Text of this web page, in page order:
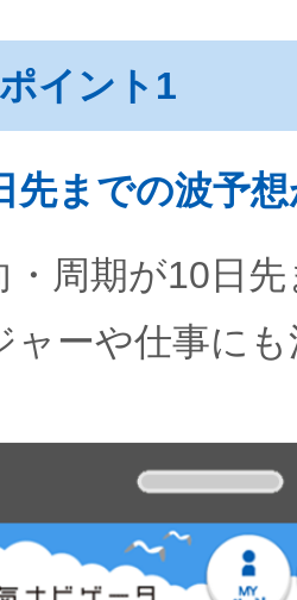
イント1
先までの波予
・周期が10日
ャーや仕事に